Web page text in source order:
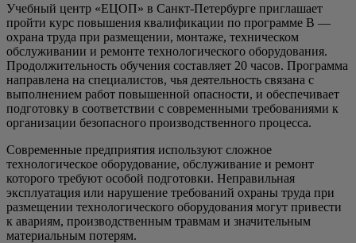
Учебный центр «ЕЦОП» в Санкт-Петербурге приглашает
пройти курс повышения квалификации по программе В —
охрана труда при размещении, монтаже, техническом
обслуживании и ремонте технологического оборудования.
Продолжительность обучения составляет 20 часов. Программа
направлена на специалистов, чья деятельность связана с
выполнением работ повышенной опасности, и обеспечивает
подготовку в соответствии с современными требованиями к
организации безопасного производственного процесса.
Современные предприятия используют сложное
технологическое оборудование, обслуживание и ремонт
которого требуют особой подготовки. Неправильная
эксплуатация или нарушение требований охраны труда при
размещении технологического оборудования могут привести
к авариям, производственным травмам и значительным
материальным потерям.